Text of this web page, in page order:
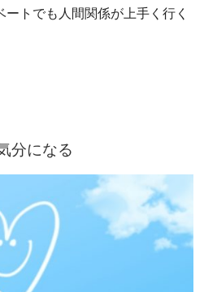
トでも人間関係が上手く行く
分になる